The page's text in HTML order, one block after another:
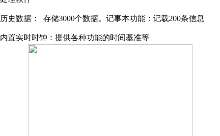
历史数据： 存储3000个数据。记事本功能：记载200条信息
内置实时时钟：提供各种功能的时间基准等